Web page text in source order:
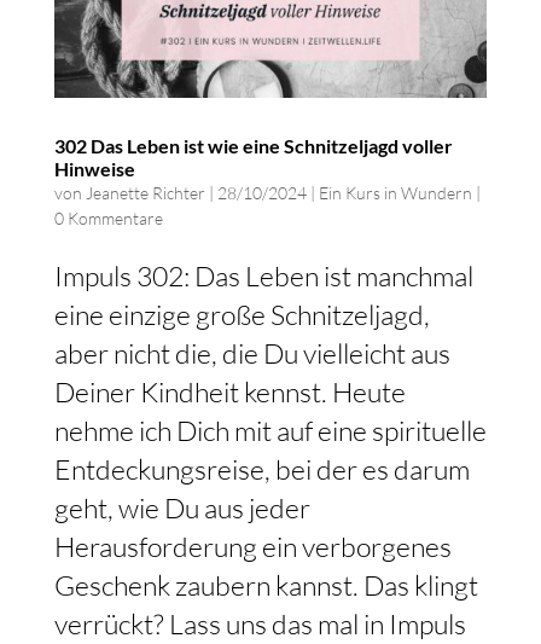
302 Das Leben ist wie eine Schnitzeljagd voller
Hinweise
von Jeanette Richter | 28/10/2024| Ein Kurs in Wundern |
0 Kommentare
Impuls 302: Das Leben ist manchmal
eine einzige große Schnitzeljagd,
aber nicht die, die Du vielleicht aus
Deiner Kindheit kennst. Heute
nehme ich Dich mit auf eine spirituelle
Entdeckungsreise, bei der es darum
geht, wie Du aus jeder
Herausforderung ein verborgenes
Geschenk zaubern kannst. Das klingt
verrückt? Lass uns das mal in Impuls